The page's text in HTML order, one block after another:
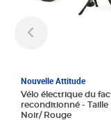
Nouvelle Attitude
Vélo électrique du
reconditionné - Taille normale -
Noir/ Rouge